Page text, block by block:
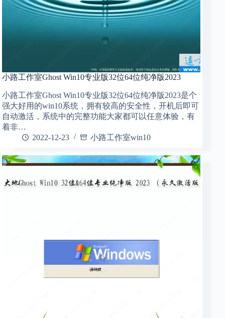
小路工作室Ghost Win10专业版32位64位纯净版2023
小路工作室Ghost Win10专业版32位64位纯净版2023是个
强大好用的win10系统，拥有较高的安全性，开机后即可
自动激活，系统中的完整功能大家都可以任意体验，有
着非…
2022-12-23
小路工作室win10